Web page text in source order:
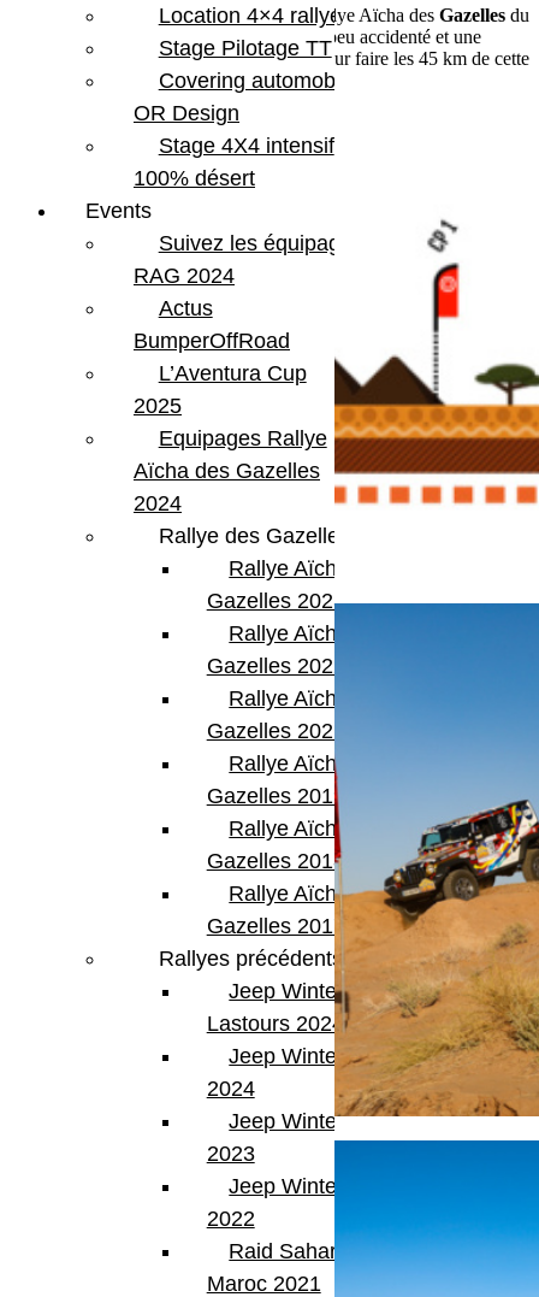
Au programme le
Prologuedu 29ème Rallye Aïcha des Gazelles du
Maroc avec 3 CP à “taper”, sur un terrain peu accidenté et une
navigation facile, donc pas de problème pour faire les 45 km de cette
première journée. Temps estimé 3 heures
Location 4×4 rallye
Stage Pilotage TT
Covering automobile –
OR Design
Stage 4X4 intensif
100% désert
Events
Suivez les équipages
RAG 2024
Actus
BumperOffRoad
L’Aventura Cup
2025
Equipages Rallye
Aïcha des Gazelles
2024
Rallye des Gazelles
Rallye Aïcha des
Gazelles 2023
Rallye Aïcha des
Gazelles 2022
Rallye Aïcha des
Gazelles 2021 -30th
Rallye Aïcha des
Gazelles 2019
Rallye Aïcha des
Gazelles 2018
Rallye Aïcha des
Gazelles 2017
Rallyes précédents
Jeep Winter
Lastours 2024
Jeep Winter Tour
2024
Jeep Winter Tour
2023
Jeep Winter Tour
2022
Raid Sahara Tour
Maroc 2021